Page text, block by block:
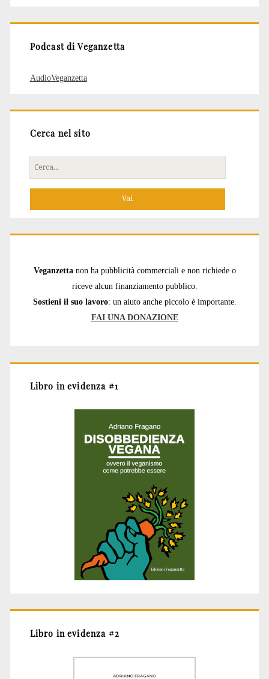
Podcast di Veganzetta
AudioVeganzetta
Cerca nel sito
Cerca
per:
Veganzetta non ha pubblicità commerciali e non richiede o
riceve alcun finanziamento pubblico.
Sostieni il suo lavoro: un aiuto anche piccolo è importante.
FAI UNA DONAZIONE
Libro in evidenza #1
Libro in evidenza #2